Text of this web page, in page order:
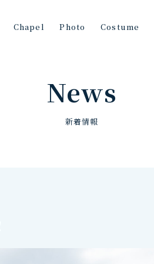
Chapel Photo Costume
News
新着情報